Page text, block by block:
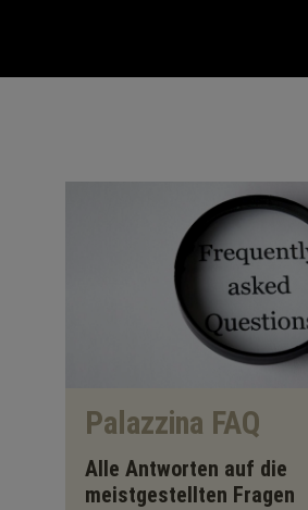
Palazzina FAQ
Alle Antworten auf die
meistgestellten Fragen